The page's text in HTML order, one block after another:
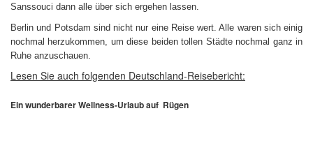
Sanssouci dann alle über sich ergehen lassen.
Berlin und Potsdam sind nicht nur eine Reise wert. Alle waren sich einig
nochmal herzukommen, um diese beiden tollen Städte nochmal ganz in
Ruhe anzuschauen.
Lesen Sie auch folgenden Deutschland-Reisebericht:
Ein wunderbarer Wellness-Urlaub auf Rügen